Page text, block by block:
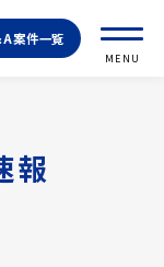
案件一覧
MENU
報